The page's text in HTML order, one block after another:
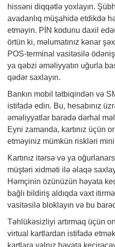
hissəni diqqətlə yoxlayın.
avadanlıq müşahidə etdikdə
etməyin. PİN kodunu daxil
örtün ki, məlumatınız kənar
POS-terminal vasitəsilə
ya qəbzi əməliyyatın uğurla
qədər saxlayın.
Bankın mobil tətbiqindən və
istifadə edin. Bu, hesabınız
əməliyyatlar barədə dərhal
Eyni zamanda, kartınız üçün
etməyiniz mümkün riskləri
Kartınız itərsə və ya
müştəri xidməti ilə əlaqə
Həmçinin özünüzün həyata
bağlı bildiriş aldıqda vaxt
vasitəsilə bloklayın və bu
Təhlükəsizliyi artırmaq üçün
virtual kartlardan istifadə